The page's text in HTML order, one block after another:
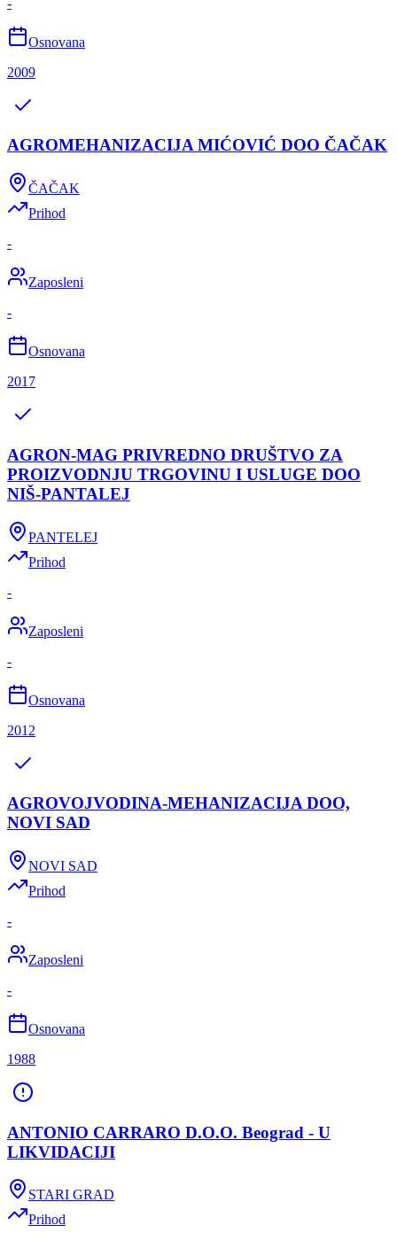
Osnovana
2009
AGROMEHANIZACIJA MIĆOVIĆ DOO ČAČAK
ČAČAK
Prihod
-
Zaposleni
-
Osnovana
2017
AGRON-MAG PRIVREDNO DRUŠTVO ZA
PROIZVODNJU TRGOVINU I USLUGE DOO
NIŠ-PANTALEJ
PANTELEJ
Prihod
-
Zaposleni
-
Osnovana
2012
AGROVOJVODINA-MEHANIZACIJA DOO,
NOVI SAD
NOVI SAD
Prihod
-
Zaposleni
-
Osnovana
1988
ANTONIO CARRARO D.O.O. Beograd - U
LIKVIDACIJI
STARI GRAD
Prihod